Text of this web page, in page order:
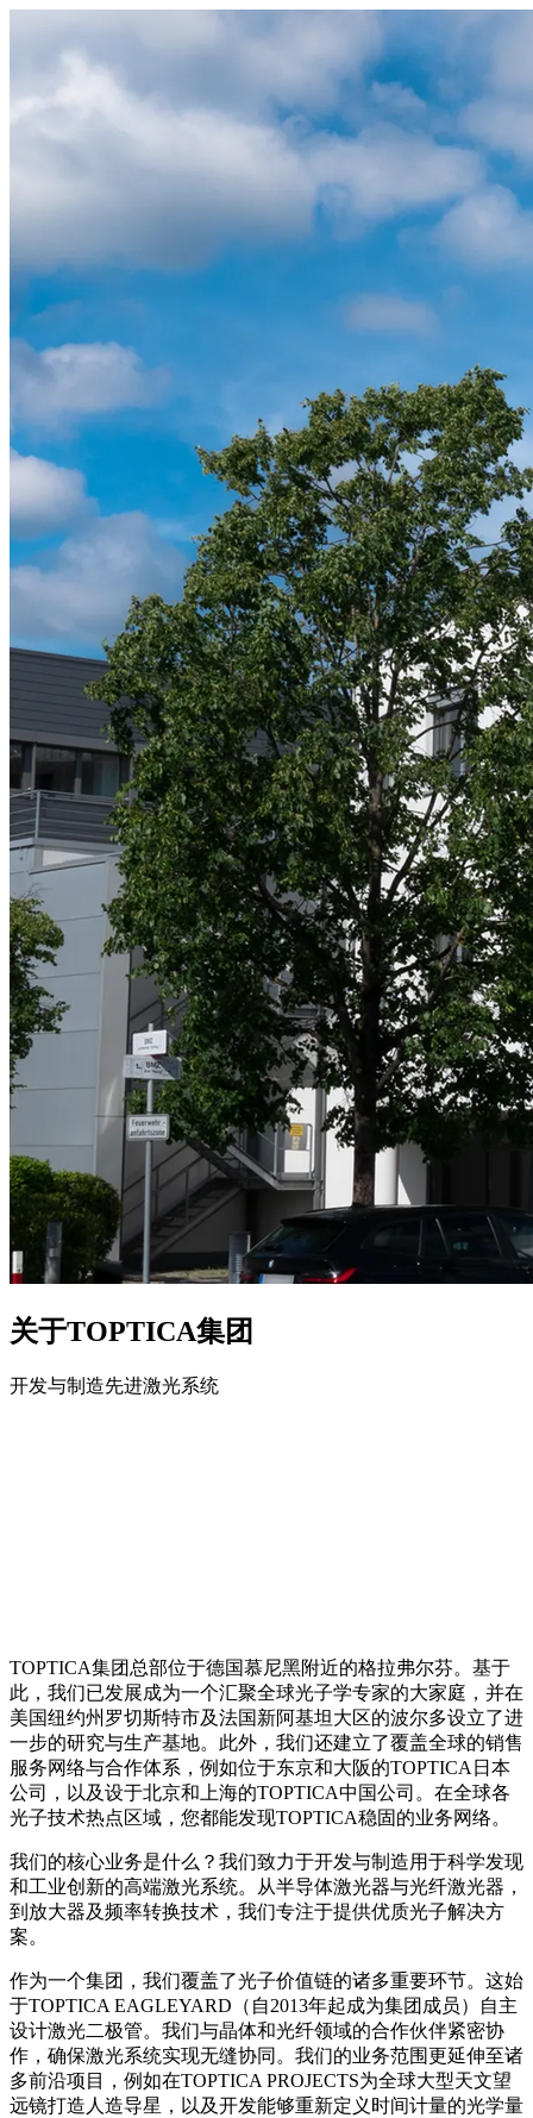
关于TOPTICA集团
开发与制造先进激光系统
TOPTICA集团总部位于德国慕尼黑附近的格拉弗尔芬。基于
此，我们已发展成为一个汇聚全球光子学专家的大家庭，并在
美国纽约州罗切斯特市及法国新阿基坦大区的波尔多设立了进
一步的研究与生产基地。此外，我们还建立了覆盖全球的销售
服务网络与合作体系，例如位于东京和大阪的TOPTICA日本
公司，以及设于北京和上海的TOPTICA中国公司。在全球各
光子技术热点区域，您都能发现TOPTICA稳固的业务网络。
我们的核心业务是什么？我们致力于开发与制造用于科学发现
和工业创新的高端激光系统。从半导体激光器与光纤激光器，
到放大器及频率转换技术，我们专注于提供优质光子解决方
案。
作为一个集团，我们覆盖了光子价值链的诸多重要环节。这始
于TOPTICA EAGLEYARD（自2013年起成为集团成员）自主
设计激光二极管。我们与晶体和光纤领域的合作伙伴紧密协
作，确保激光系统实现无缝协同。我们的业务范围更延伸至诸
多前沿项目，例如在TOPTICA PROJECTS为全球大型天文望
远镜打造人造导星，以及开发能够重新定义时间计量的光学量